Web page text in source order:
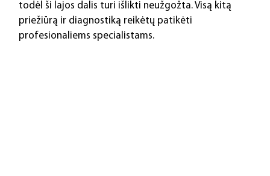
todėl ši lajos dalis turi išlikti neužgožta. Visą kitą
priežiūrą ir diagnostiką reikėtų patikėti
profesionaliems specialistams.